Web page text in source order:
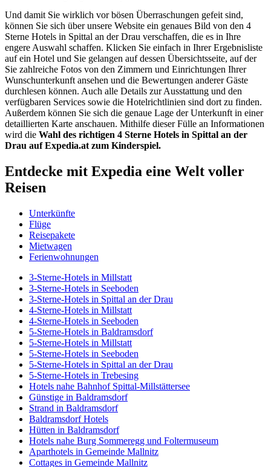
Und damit Sie wirklich vor bösen Überraschungen gefeit sind,
können Sie sich über unsere Website ein genaues Bild von den 4
Sterne Hotels in Spittal an der Drau verschaffen, die es in Ihre
engere Auswahl schaffen. Klicken Sie einfach in Ihrer Ergebnisliste
auf ein Hotel und Sie gelangen auf dessen Übersichtsseite, auf der
Sie zahlreiche Fotos von den Zimmern und Einrichtungen Ihrer
Wunschunterkunft ansehen und die Bewertungen anderer Gäste
durchlesen können. Auch alle Details zur Ausstattung und den
verfügbaren Services sowie die Hotelrichtlinien sind dort zu finden.
Außerdem können Sie sich die genaue Lage der Unterkunft in einer
detaillierten Karte anschauen. Mithilfe dieser Fülle an Informationen
wird die Wahl des richtigen 4 Sterne Hotels in Spittal an der
Drau auf Expedia.at zum Kinderspiel.
Entdecke mit Expedia eine Welt voller
Reisen
Unterkünfte
Flüge
Reisepakete
Mietwagen
Ferienwohnungen
3-Sterne-Hotels in Millstatt
3-Sterne-Hotels in Seeboden
3-Sterne-Hotels in Spittal an der Drau
4-Sterne-Hotels in Millstatt
4-Sterne-Hotels in Seeboden
5-Sterne-Hotels in Baldramsdorf
5-Sterne-Hotels in Millstatt
5-Sterne-Hotels in Seeboden
5-Sterne-Hotels in Spittal an der Drau
5-Sterne-Hotels in Trebesing
Hotels nahe Bahnhof Spittal-Millstättersee
Günstige in Baldramsdorf
Strand in Baldramsdorf
Baldramsdorf Hotels
Hütten in Baldramsdorf
Hotels nahe Burg Sommeregg und Foltermuseum
Aparthotels in Gemeinde Mallnitz
Cottages in Gemeinde Mallnitz